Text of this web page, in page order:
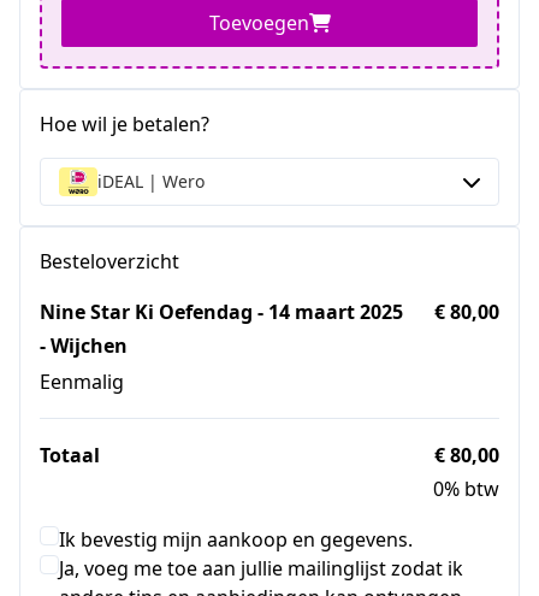
Toevoegen
Hoe wil je betalen?
iDEAL | Wero
Besteloverzicht
Nine Star Ki Oefendag - 14 maart 2025
- Wijchen
Eenmalig
€ 80,00
Totaal
€ 80,00
0% btw
Ik bevestig mijn aankoop en gegevens.
Ja, voeg me toe aan jullie mailinglijst zodat ik